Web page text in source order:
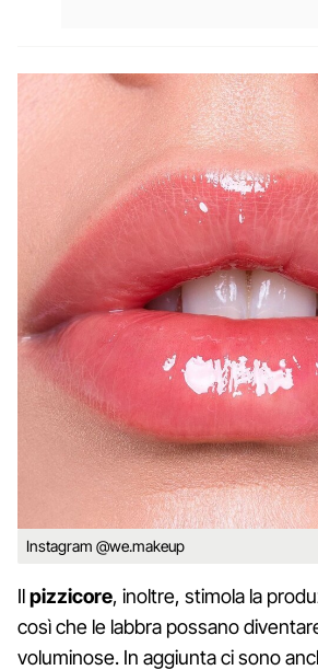
Instagram @we.makeup
Ilpizzicore, inoltre, stimola la
così che le labbra possano
voluminose. In aggiunta ci sono